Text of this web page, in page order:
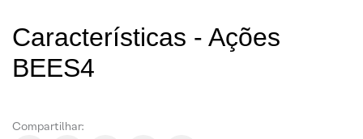
Características - Ações
BEES4
Compartilhar: